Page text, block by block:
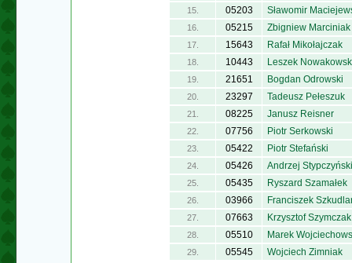
15. 05203 Sławomir
16. 05215 Zbigniew Marciniak
17. 15643 Rafał Mikołajczak
18. 10443 Leszek
19. 21651 Bogdan Odrowski
20. 23297 Tadeusz Pełeszuk
21. 08225 Janusz Reisner
22. 07756 Piotr Serkowski
23. 05422 Piotr Stefański
24. 05426 Andrzej Stypczyński
25. 05435 Ryszard Szamałek
26. 03966 Franciszek
27. 07663 Krzysztof Szymczak
28. 05510 Marek
29. 05545 Wojciech Zimniak